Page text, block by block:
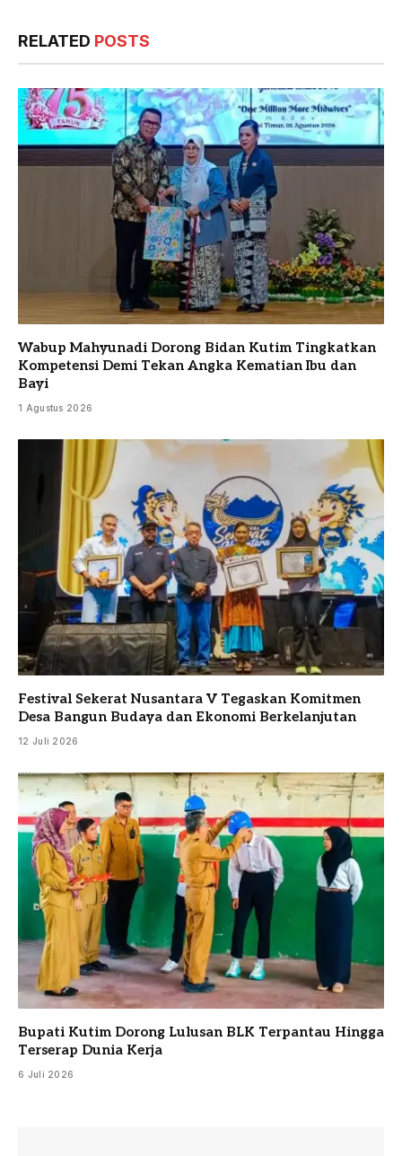
RELATED POSTS
Wabup Mahyunadi Dorong Bidan Kutim Tingkatkan
Kompetensi Demi Tekan Angka Kematian Ibu dan
Bayi
1 Agustus 2026
Festival Sekerat Nusantara V Tegaskan Komitmen
Desa Bangun Budaya dan Ekonomi Berkelanjutan
12 Juli 2026
Bupati Kutim Dorong Lulusan BLK Terpantau Hingga
Terserap Dunia Kerja
6 Juli 2026